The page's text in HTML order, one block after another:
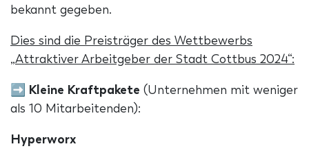
bekannt gegeben.
Dies sind die Preisträger des Wettbewerbs
„Attraktiver Arbeitgeber der Stadt Cottbus 2024“:
➡ Kleine Kraftpakete (Unternehmen mit weniger
als 10 Mitarbeitenden):
Hyperworx